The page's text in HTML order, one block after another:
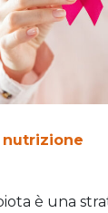
nutrizione
è una